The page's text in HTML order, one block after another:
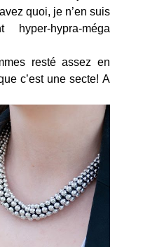
quoi, je n’en suis
hypra-méga
resté assez en
c’est une secte! A